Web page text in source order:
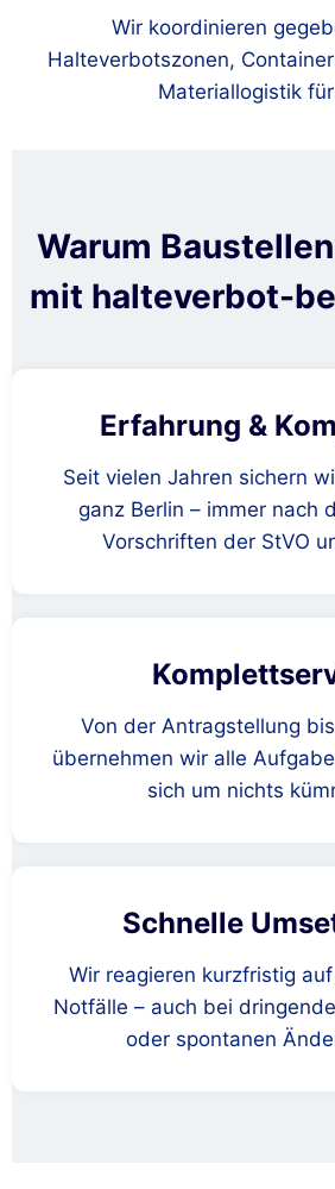
Wir koordinieren
Halteverbotszonen,
Materiallogistik
Warum
mit halteverbot-
Erfahrung &
Seit vielen Jahren sichern
ganz Berlin – immer nach
Vorschriften der StVO
Von der Antragstellung
übernehmen wir alle
sich um nichts
Schnelle
Wir reagieren kurzfristig
Notfälle – auch bei
oder spontanen